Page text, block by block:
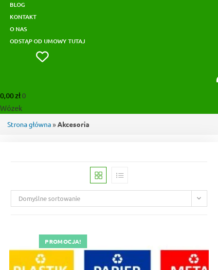
BLOG
KONTAKT
O NAS
ODSTĄP OD UMOWY TUTAJ
0,00zł0
Wózek
Strona główna»Akcesoria
Domyślne sortowanie
PROMOCJA!